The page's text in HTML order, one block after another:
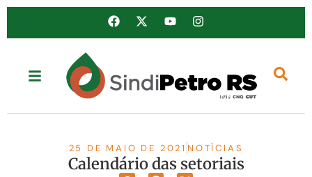
25 DE MAIO DE 2021 NOTÍCIAS
Calendário das setoriais